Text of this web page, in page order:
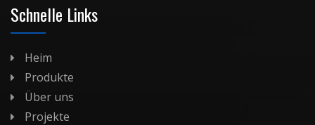
Schnelle Links
Heim
Produkte
Über uns
Projekte